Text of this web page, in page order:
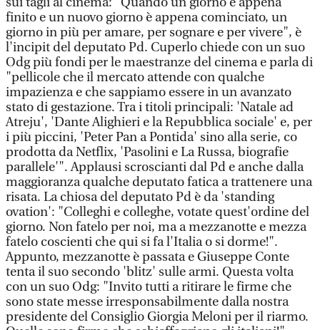
finito e un nuovo giorno è appena cominciato, un
giorno in più per amare, per sognare e per vivere", è
l'incipit del deputato Pd. Cuperlo chiede con un suo
Odg più fondi per le maestranze del cinema e parla di
"pellicole che il mercato attende con qualche
impazienza e che sappiamo essere in un avanzato
stato di gestazione. Tra i titoli principali: 'Natale ad
Atreju', 'Dante Alighieri e la Repubblica sociale' e, per
i più piccini, 'Peter Pan a Pontida' sino alla serie, co
prodotta da Netflix, 'Pasolini e La Russa, biografie
parallele'". Applausi scroscianti dal Pd e anche dalla
maggioranza qualche deputato fatica a trattenere una
risata. La chiosa del deputato Pd è da 'standing
ovation': "Colleghi e colleghe, votate quest'ordine del
giorno. Non fatelo per noi, ma a mezzanotte e mezza
fatelo coscienti che qui si fa l'Italia o si dorme!".
Appunto, mezzanotte è passata e Giuseppe Conte
tenta il suo secondo 'blitz' sulle armi. Questa volta
con un suo Odg: "Invito tutti a ritirare le firme che
sono state messe irresponsabilmente dalla nostra
presidente del Consiglio Giorgia Meloni per il riarmo.